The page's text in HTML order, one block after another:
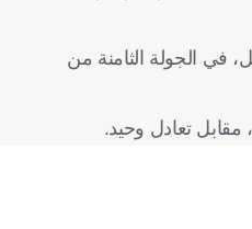
في الجولة الثامنة من